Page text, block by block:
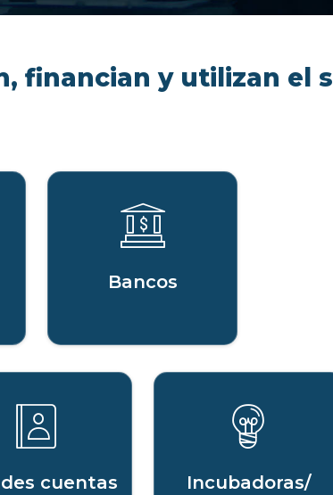
financian y utilizan el
Bancos
cuentas
Incubadoras/